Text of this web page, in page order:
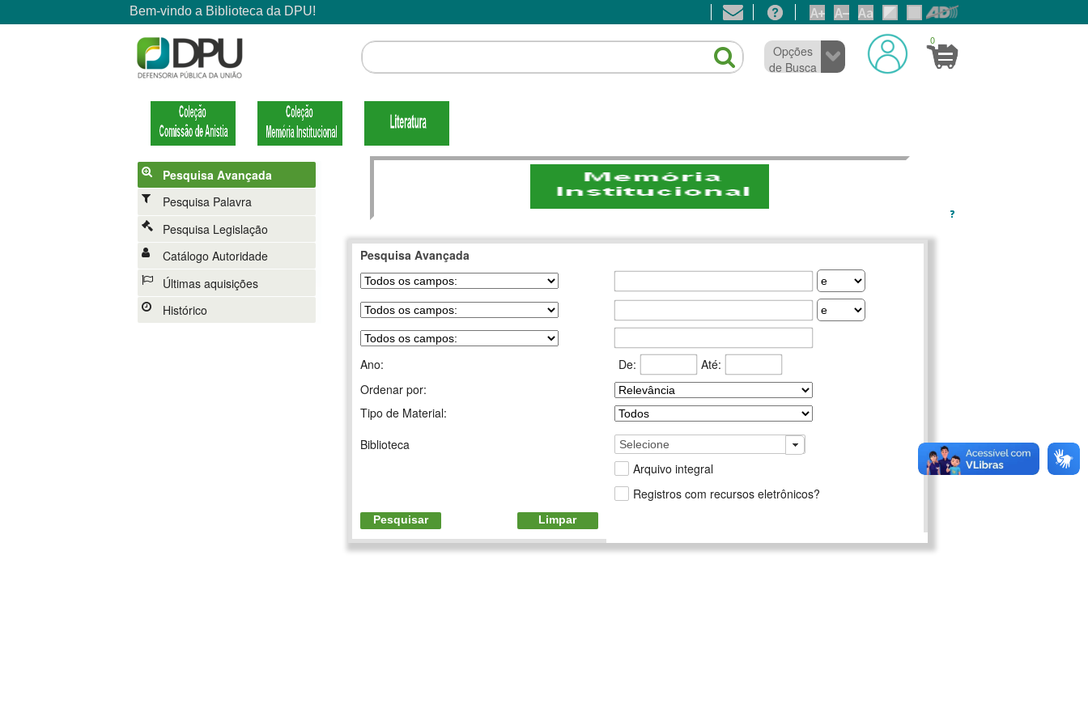
0
Opções
de Busca
Pesquisa Avançada
Pesquisa Palavra
Pesquisa Legislação
Catálogo Autoridade
Últimas aquisições
Histórico
Pesquisa Avançada
Ano: De:
Até:
Ordenar por:
Tipo de Material:
Biblioteca
Selecione
Arquivo integral
Registros com recursos eletrônicos?
Pesquisar Limpar